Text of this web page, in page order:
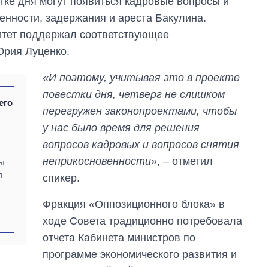
задержания и ареста Бакулина.
поддержал соответствующее
Луценко.
«И поэтому, учитывая это в проекте
повестки дня, четверг не слишком
перегружен законопроектами, чтобы
у нас было время для решения
вопросов кадровых и вопросов снятия
неприкосновенности», – отметил
спикер.
Фракция «Оппозиционного блока» в
ходе Совета традиционно потребовала
отчета Кабинета министров по
программе экономического развития и
лет: кто и как долго
занимал